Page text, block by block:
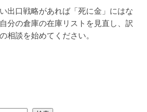
出口戦略があれば「死に金」にはな
分の倉庫の在庫リストを見直し、訳
相談を始めてください。